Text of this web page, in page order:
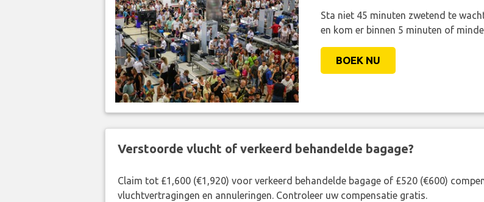
Sta niet 45 minuten zwetend te
en kom er binnen 5 minuten of
BOEK NU
Verstoorde vlucht of verkeerd behandelde bagage?
Claim tot £1,600 (€1,920) voor verkeerd behandelde bagage of £520 (€600)
vluchtvertragingen en annuleringen. Controleer uw compensatie gratis.